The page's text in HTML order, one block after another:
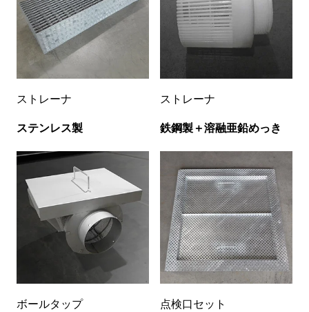
ストレーナ
ステンレス製
ストレーナ
鉄鋼製＋溶融亜鉛めっき
ボールタップ 点検口セット